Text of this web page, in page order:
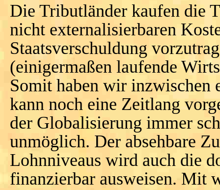
Die Tributländer kaufen die
nicht externalisierbaren
Staatsverschuldung
(einigermaßen laufende
Somit haben wir inzwischen
kann noch eine Zeitlang
der Globalisierung immer
unmöglich. Der absehbare
Lohnniveaus wird auch die
finanzierbar ausweisen. Mit